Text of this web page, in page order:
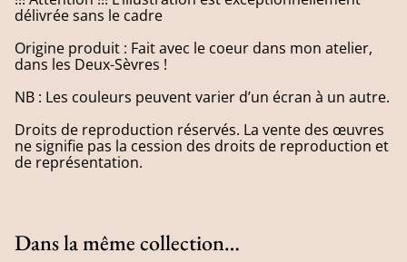
délivrée sans le cadre
Origine produit : Fait avec le coeur dans mon atelier,
dans les Deux-Sèvres !
NB : Les couleurs peuvent varier d’un écran à un autre.
Droits de reproduction réservés. La vente des œuvres
ne signifie pas la cession des droits de reproduction et
de représentation.
Dans la même collection…